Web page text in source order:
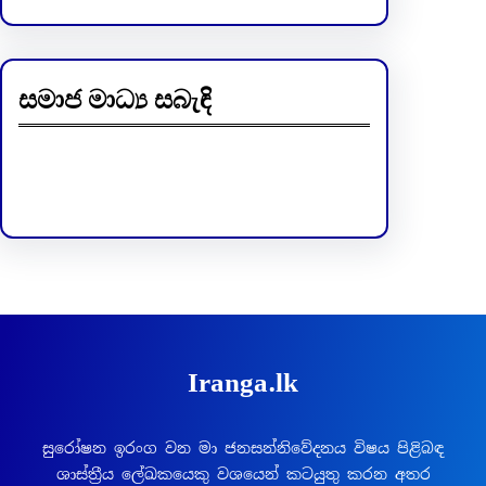
සමාජ මාධ්‍ය සබැඳි
Iranga.lk
සුරෝෂන ඉරංග වන මා ජනසන්නිවේදනය විෂය පිළිබඳ
ශාස්ත්‍රීය ලේඛකයෙකු වශයෙන් කටයුතු කරන අතර